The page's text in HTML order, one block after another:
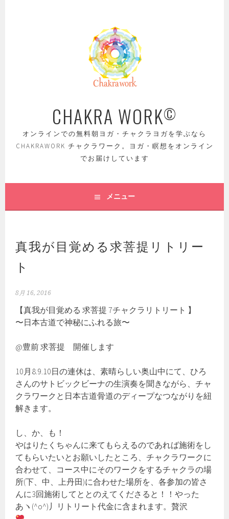
CHAKRA WORK©
オンラインでの無料朝ヨガ・チャクラヨガを学ぶなら
CHAKRAWORK チャクラワーク。ヨガ・瞑想をオンライン
でお届けしています
メニュー
真我が目覚める求菩提リトリー
ト
8月 16, 2016
【真我が目覚める 求菩提 7チャクラリトリート 】
〜日本古道で神秘にふれる旅〜
@豊前 求菩提 開催します
10月8.9.10日の連休は、素晴らしい奥山中にて、ひろ
さんのサトビックビーナの生演奏を聞きながら、チャ
クラワークと日本古道骨道のディープなつながりを紐
解きます。
し、か、も！
やはりたくちゃんに来てもらえるのであれば施術をし
てもらいたいとお願いしたところ、チャクラワークに
合わせて、コース中にそのワークをするチャクラの場
所(下、中、上丹田)に合わせた場所を、各参加の皆さ
んに3回施術してととのえてくださると！！やった
あヽ(^o^)丿リトリート代金に含まれます。贅沢